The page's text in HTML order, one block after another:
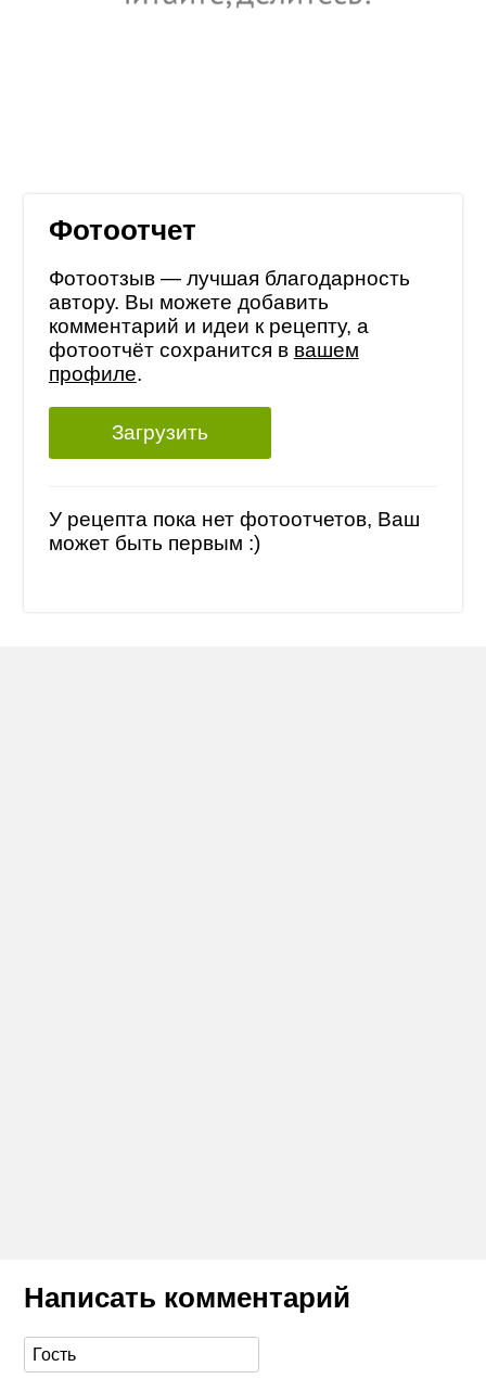
Фотоотчет
Фотоотзыв — лучшая благодарность
автору. Вы можете добавить
комментарий и идеи к рецепту, а
фотоотчёт сохранится в вашем
профиле.
Загрузить
У рецепта пока нет фотоотчетов, Ваш
может быть первым :)
Написать комментарий